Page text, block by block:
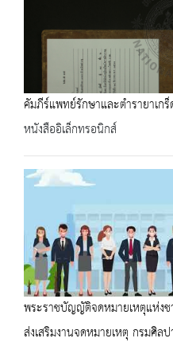
คัมภีร์แพทย์รักษาและตำรายาเก
หนังสืออิเล็กทรอนิกส์
พระราชบัญญัติจดหมายเหตุแห่ง
ส่งเสริมงานจดหมายเหตุ กรมศิล